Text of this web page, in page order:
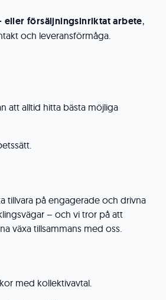
eller försäljningsinriktat arbete,
och leveransförmåga.
att alltid hitta bästa möjliga
tillvara på engagerade och drivna
– och vi tror på att
växa tillsammans med oss.
med kollektivavtal.